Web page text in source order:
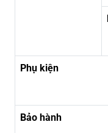
Phụ kiện
Bảo hành